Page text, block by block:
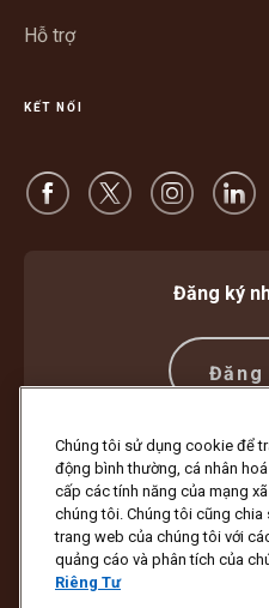
Hỗ trợ
KẾT NỐI
Đăng ký
Đăng
Bảo vệ Chống Lừa đảo
Điều Khoản Sử Dụng Trang Web
Cài
Bản quyền ©1994 - 2026 United
mọi quyền. Bạn không muốn
Chúng tôi sử dụng cookie để
động bình thường, cá nhân
cấp các tính năng của mạng
chúng tôi. Chúng tôi cũng
trang web của chúng tôi với
quảng cáo và phân tích của
Riêng Tư